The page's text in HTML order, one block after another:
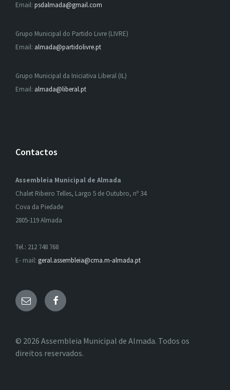
Email: psdalmada@gmail.com
Grupo Municipal do Partido Livre (LIVRE)
Email: almada@partidolivre.pt
Grupo Municipal da Iniciativa Liberal (IL)
Email: almada@liberal.pt
Contactos
Assembleia Municipal de Almada
Chalet Ribeiro Telles, Largo 5 de Outubro, nº 34
Cova da Piedade
2805-119 Almada
Tel.: 212 748 768
E- mail: geral.assembleia@cma.m-almada.pt
Email Facebook
© 2026 Assembleia Municipal de Almada. Todos os
direitos reservados.